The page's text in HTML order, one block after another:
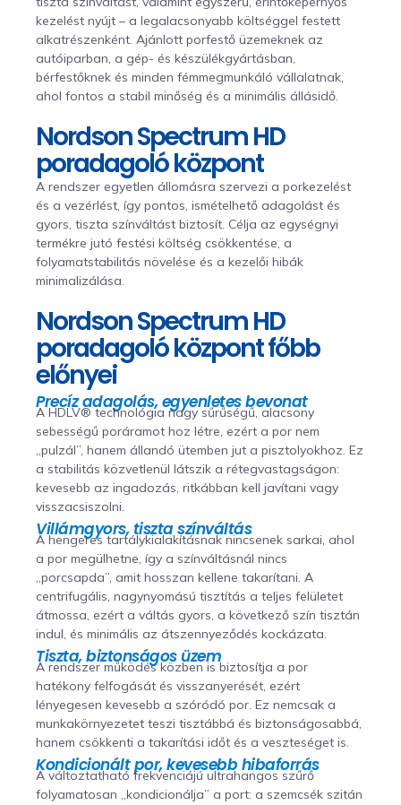
kezelést nyújt – a legalacsonyabb költséggel festett
alkatrészenként. Ajánlott porfestő üzemeknek az
autóiparban, a gép- és készülékgyártásban,
bérfestőknek és minden fémmegmunkáló vállalatnak,
ahol fontos a stabil minőség és a minimális állásidő.
Nordson Spectrum HD
poradagoló központ
A rendszer egyetlen állomásra szervezi a porkezelést
és a vezérlést, így pontos, ismételhető adagolást és
gyors, tiszta színváltást biztosít. Célja az egységnyi
termékre jutó festési költség csökkentése, a
folyamatstabilitás növelése és a kezelői hibák
minimalizálása.
Nordson Spectrum HD
poradagoló központ főbb
előnyei
Precíz adagolás, egyenletes bevonat
A HDLV® technológia nagy sűrűségű, alacsony
sebességű poráramot hoz létre, ezért a por nem
„pulzál”, hanem állandó ütemben jut a pisztolyokhoz. Ez
a stabilitás közvetlenül látszik a rétegvastagságon:
kevesebb az ingadozás, ritkábban kell javítani vagy
visszacsiszolni.
Villámgyors, tiszta színváltás
A hengeres tartálykialakításnak nincsenek sarkai, ahol
a por megülhetne, így a színváltásnál nincs
„porcsapda”, amit hosszan kellene takarítani. A
centrifugális, nagynyomású tisztítás a teljes felületet
átmossa, ezért a váltás gyors, a következő szín tisztán
indul, és minimális az átszennyeződés kockázata.
Tiszta, biztonságos üzem
A rendszer működés közben is biztosítja a por
hatékony felfogását és visszanyerését, ezért
lényegesen kevesebb a szóródó por. Ez nemcsak a
munkakörnyezetet teszi tisztábbá és biztonságosabbá,
hanem csökkenti a takarítási időt és a veszteséget is.
Kondicionált por, kevesebb hibaforrás
A változtatható frekvenciájú ultrahangos szűrő
folyamatosan „kondicionálja” a port: a szemcsék szitán